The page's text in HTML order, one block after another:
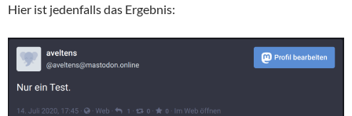
Hier ist jedenfalls das Ergebnis: